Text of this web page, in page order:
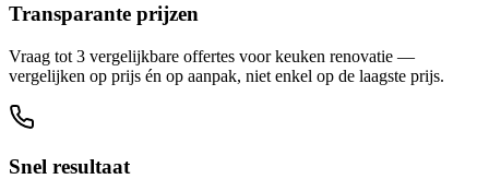
Transparante prijzen
Vraag tot 3 vergelijkbare offertes voor keuken renovatie —
vergelijken op prijs én op aanpak, niet enkel op de laagste prijs.
Snel resultaat